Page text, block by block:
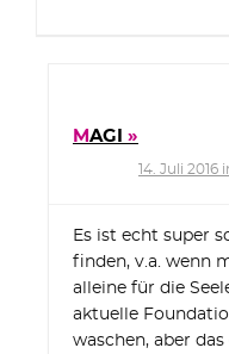
MAGI
14. Juli 2016
Es ist echt super
finden, v.a. wenn
alleine für die
aktuelle
waschen, aber